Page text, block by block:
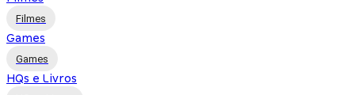
Filmes
Games
Games
HQs e Livros